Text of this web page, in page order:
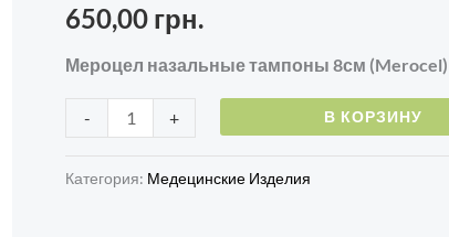
650,00 грн.
Мероцел назальные тампоны 8см (Merocel)
- + В КОРЗИНУ
Категория: Медецинские Изделия